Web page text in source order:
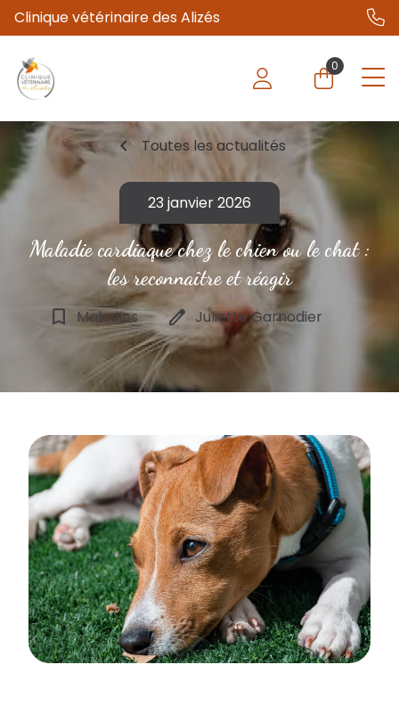
Clinique vétérinaire des Alizés
0
chevron_left Toutes les actualités
23 janvier 2026
Maladie cardiaque chez le chien ou le chat :
les reconnaître et réagir
bookmark_border Maladies edit Juliette Garnodier